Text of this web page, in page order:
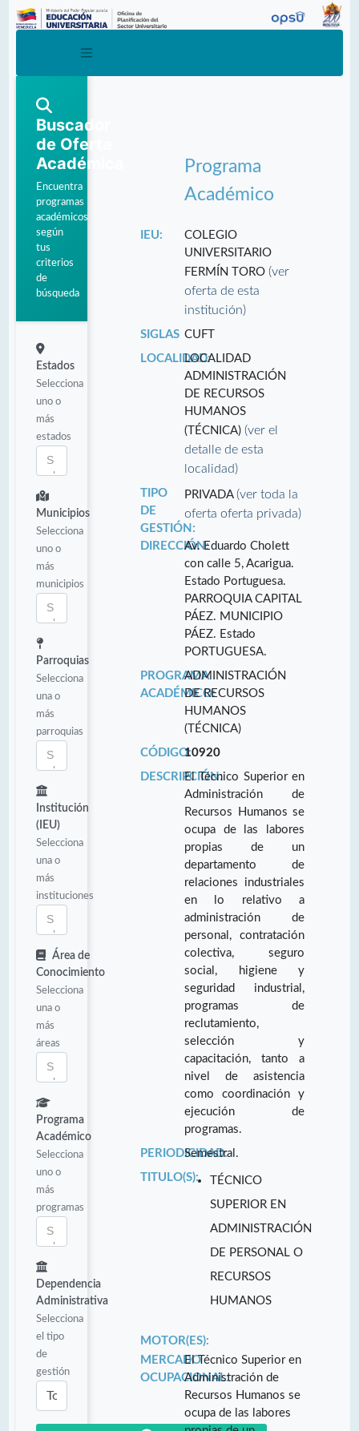
Buscador
de Oferta
Académica
Encuentra
programas
académicos
según
tus
criterios
de
búsqueda
Estados
Selecciona
uno o
más
estados
Municipios
Selecciona
uno o
más
municipios
Parroquias
Selecciona
una o
más
parroquias
Institución
(IEU)
Selecciona
una o
más
instituciones
Área de
Conocimiento
Selecciona
una o
más
áreas
Programa
Académico
Selecciona
uno o
más
programas
Dependencia
Administrativa
Selecciona
el tipo
de
gestión
Programa
Académico
IEU:
COLEGIO
UNIVERSITARIO
FERMÍN TORO(ver
oferta de esta
institución)
SIGLAS CUFT
LOCALIDAD:LOCALIDAD
ADMINISTRACIÓN
DE RECURSOS
HUMANOS
(TÉCNICA)(ver el
detalle de esta
localidad)
TIPO
DE
GESTIÓN:
PRIVADA(ver toda la
oferta oferta privada)
DIRECCIÓN:Av. Eduardo Cholett
con calle 5, Acarigua.
Estado Portuguesa.
PARROQUIA CAPITAL
PÁEZ. MUNICIPIO
PÁEZ. Estado
PORTUGUESA.
PROGRAMA
ACADÉMICO:
ADMINISTRACIÓN
DE RECURSOS
HUMANOS
(TÉCNICA)
CÓDIGO:10920
DESCRIPCIÓN:El Técnico Superior en
Administración de
Recursos Humanos se
ocupa de las labores
propias de un
departamento de
relaciones industriales
en lo relativo a
administración de
personal, contratación
colectiva, seguro
social, higiene y
seguridad industrial,
programas de
reclutamiento,
selección y
capacitación, tanto a
nivel de asistencia
como coordinación y
ejecución de
programas.
PERIODICIDAD:
Semestral.
TITULO(S):
TÉCNICO
SUPERIOR EN
ADMINISTRACIÓN
DE PERSONAL O
RECURSOS
HUMANOS
MOTOR(ES):
MERCADO
OCUPACIONAL:
El Técnico Superior en
Administración de
Recursos Humanos se
ocupa de las labores